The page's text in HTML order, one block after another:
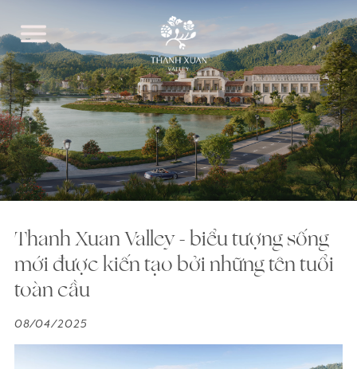
Thanh Xuan Valley - biểu tượng sống
mới được kiến tạo bởi những tên tuổi
toàn cầu
08/04/2025